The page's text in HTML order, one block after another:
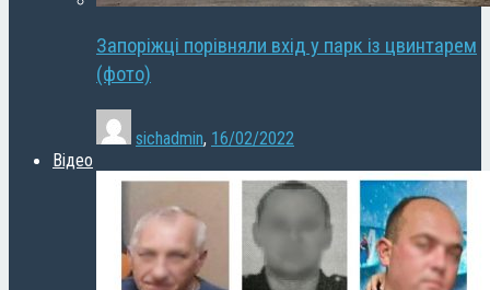
Запоріжці порівняли вхід у парк із цвинтарем
(фото)
sichadmin, 16/02/2022
Відео